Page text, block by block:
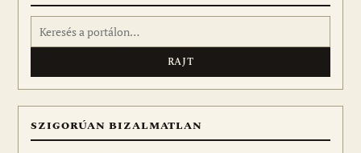
Keresés:
SZIGORÚAN BIZALMATLAN